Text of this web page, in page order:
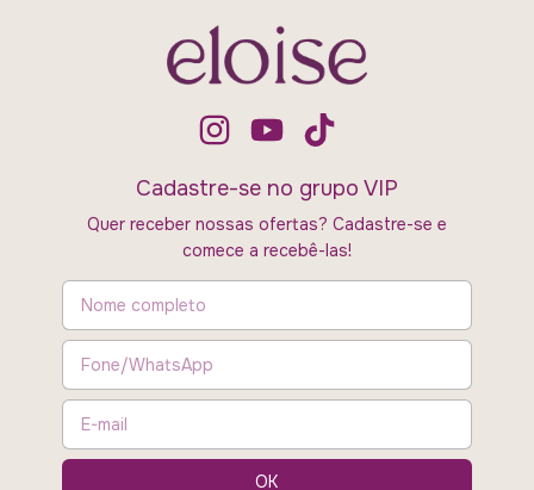
Cadastre-se no grupo VIP
Quer receber nossas ofertas? Cadastre-se e
comece a recebê-las!